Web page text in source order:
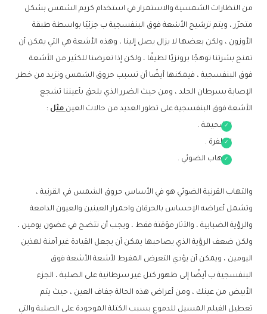
من النظارات الشمسية والاستمرار في استخدام كريم الشمس بشكل
متحرّر ، ويتم ترشيح الأشعة فوق البنفسجية ب جزئيًا بواسطة طبقة
الأوزون ، ولكن بعضها لا يزال يصل إلينا ، وهذه الأشعة هي التي يمكن أن
تمنح بشرتنا توهجًا برونزيًا لطيفًا ، ولكن إذا تعرضنا للكثير من الأشعة
فوق البنفسجية ، فيمكنها أيضًا أن تسبب حروق الشمس وتزيد من خطر
الإصابة بسرطان الجلد ، ومن حيث الضرر الذي يلحق بأعيننا تشجع
الأشعة فوق البنفسجية على تطور العديد من حالات العينمثل:
الشحيمة .
الظفرة .
التهاب الضوئي .
والتهاب القرنية الضوئي هو في الأساس حروق الشمس في القرنية ،
وتشمل أعراضه الإحساس بالحرقان واحمرار العينين والعيون الدامعة
والرؤية الضبابية ، والآثار مؤقتة فقط ، ويجب أن تتضح في غضون يومين ،
ولكن ضعف الرؤية الذي يصاحبها يمكن أن يجعل القيادة غير آمنة لهذين
اليومين ، ويمكن أن يؤدي التعرض المفرط لأشعة الأشعة فوق
البنفسجية ب أيضًا إلى ظهور كتل غير سرطانية على الصلبة ، الجزء
الأبيض من عينك ، ومن أعراض هذه الحالة جفاف العين ، حيث يتم
تعطيل الفيلم المسيل للدموع بسبب الكتلة الموجودة على الصلبة والتي